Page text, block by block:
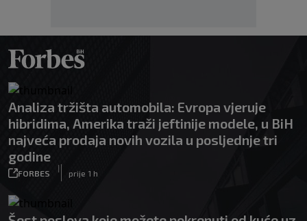
Analiza tržišta automobila: Evropa vjeruje
hibridima, Amerika traži jeftinije modele, u BiH
najveća prodaja novih vozila u posljednje tri
godine
FORBES
|
prije 1 h